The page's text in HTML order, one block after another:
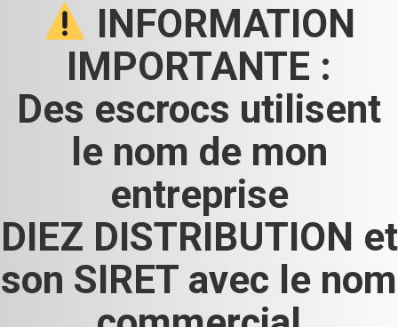
INFORMATION
IMPORTANTE :
Des escrocs utilisent
le nom de mon
entreprise
DIEZ DISTRIBUTION et
son SIRET avec le nom